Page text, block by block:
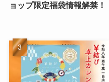
ョップ限定福袋情報解禁！